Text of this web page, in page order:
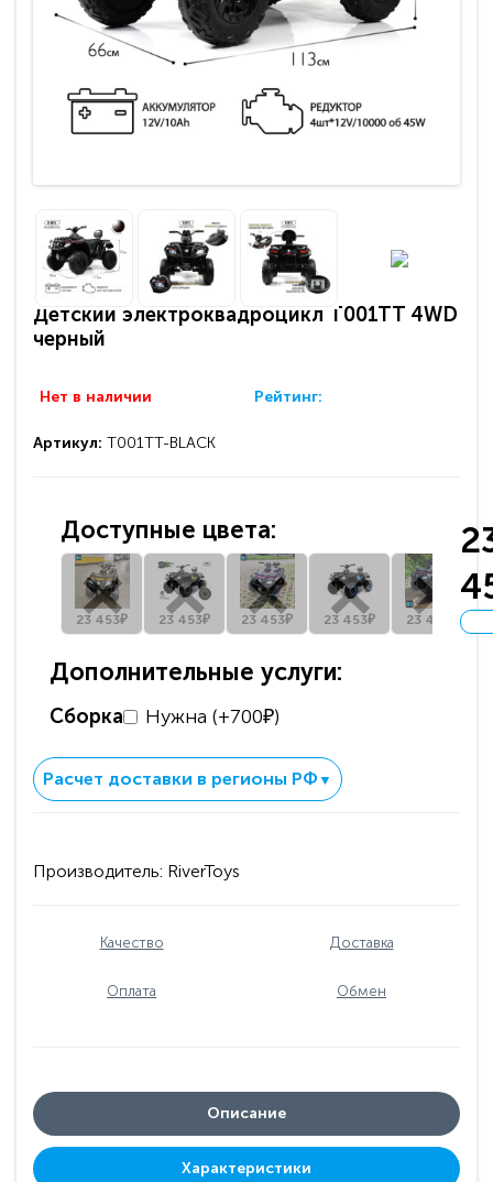
Детский электроквадроцикл T001TT 4WD
черный
Нет в наличии Рейтинг:
Артикул: T001TT-BLACK
Доступные цвета:
23 453₽ 23 453₽ 23 453₽ 23 453₽ 23 453₽
Дополнительные услуги:
Сборка Нужна (+700₽)
Расчет доставки в регионы РФ ▼
Производитель: RiverToys
Качество Доставка
Оплата Обмен
Описание
Характеристики